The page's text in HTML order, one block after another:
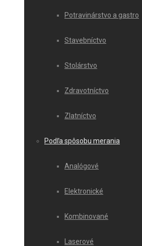
Potravinárstvo a gastro
Stavebníctvo
Stolárstvo
Zdravotníctvo
Zlatníctvo
Podľa spôsobu merania
Analógové
Elektronické
Kombinované
Laserové